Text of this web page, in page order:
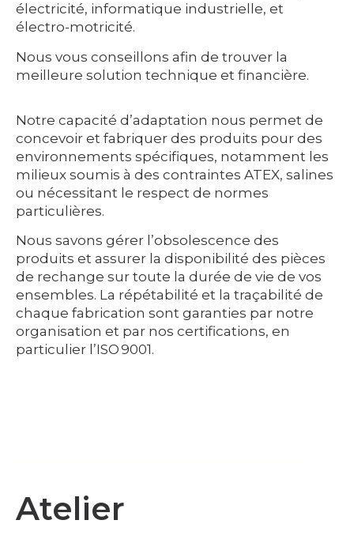
électricité, informatique industrielle, et
électro-motricité.
Nous vous conseillons afin de trouver la
meilleure solution technique et financière.
Notre capacité d’adaptation nous permet de
concevoir et fabriquer des produits pour des
environnements spécifiques, notamment les
milieux soumis à des contraintes ATEX, salines
ou nécessitant le respect de normes
particulières.
Nous savons gérer l’obsolescence des
produits et assurer la disponibilité des pièces
de rechange sur toute la durée de vie de vos
ensembles. La répétabilité et la traçabilité de
chaque fabrication sont garanties par notre
organisation et par nos certifications, en
particulier l’ISO 9001.
Atelier